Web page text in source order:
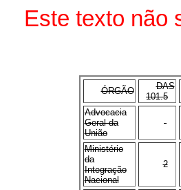
Este texto não
ÓRGÃO
DAS
101.5
Advocacia
Geral da
União
-
Ministério
da
Integração
Nacional
2